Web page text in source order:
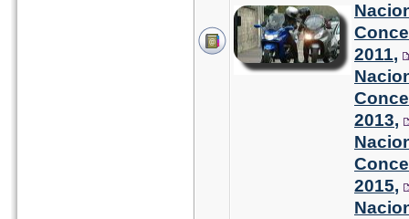
2011,
2013,
2015,